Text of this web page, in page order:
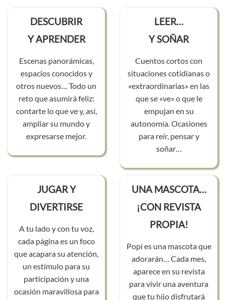
DESCUBRIR
Y APRENDER
Escenas panorámicas,
espacios conocidos y
otros nuevos… Todo un
reto que asumirá feliz:
contarte lo que ve y, así,
ampliar su mundo y
expresarse mejor.
LEER…
Y SOÑAR
Cuentos cortos con
situaciones cotidianas o
«extraordinarias» en las
que se «ve» o que le
empujan en su
autonomía. Ocasiones
para reír, pensar y
soñar…
JUGAR Y
DIVERTIRSE
A tu lado y con tu voz,
cada página es un foco
que acapara su atención,
un estímulo para su
participación y una
ocasión maravillosa para
UNA MASCOTA…
¡CON REVISTA
PROPIA!
Popi es una mascota que
adorarán… Cada mes,
aparece en su revista
para vivir una aventura
que tu hijo disfrutará